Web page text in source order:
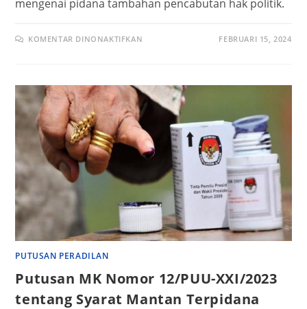
mengenai pidana tambahan pencabutan hak politik.
KOMENTAR DINONAKTIFKAN FEBRUARI 15, 2024
PUTUSAN PERADILAN
Putusan MK Nomor 12/PUU-XXI/2023
tentang Syarat Mantan Terpidana